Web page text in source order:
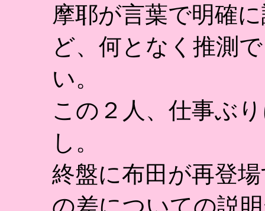
摩耶が言葉で明確
ど、何となく推測
い。
この２人、仕事ぶ
し。
終盤に布田が再登